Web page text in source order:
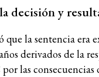
decisión y
que la sentencia era
derivados de la
las